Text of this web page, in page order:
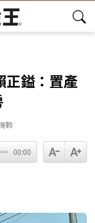
正鎰：置產
聆
00:00